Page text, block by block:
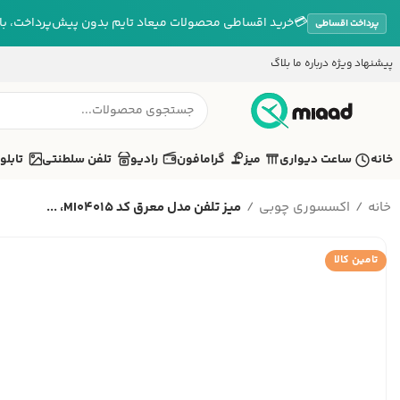
پرداخت اقساطی 💳خرید اقساطی محصولات میعاد تایم بدون پیش‌پرداخت،
پیشنهاد ویژه درباره ما بلاگ
خانه ساعت دیواری میز گرامافون رادیو تلفن سلطنتی تابلو
خانه اکسسوری چوبی میز تلفن مدل معرق کد MI04015، ...
تامین کالا